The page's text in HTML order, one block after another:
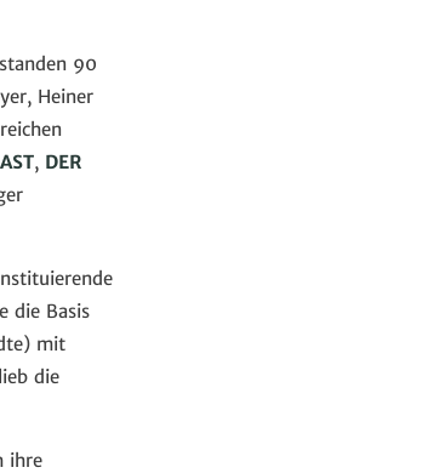
90
Heiner
, DER
die Basis
mit
die
ihre